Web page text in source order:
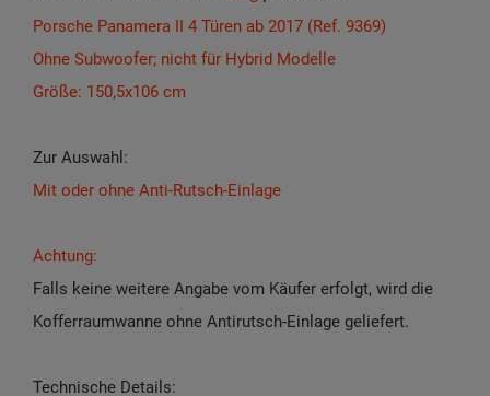
Porsche Panamera II 4 Türen ab 2017 (Ref. 9369)
Ohne Subwoofer; nicht für Hybrid Modelle
Größe: 150,5x106 cm
Zur Auswahl:
Mit oder ohne Anti-Rutsch-Einlage
Achtung:
Falls keine weitere Angabe vom Käufer erfolgt, wird die
Kofferraumwanne ohne Antirutsch-Einlage geliefert.
Technische Details: